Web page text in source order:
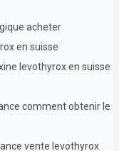
acheter
en suisse
levothyrox en suisse
comment obtenir le
vente levothyrox